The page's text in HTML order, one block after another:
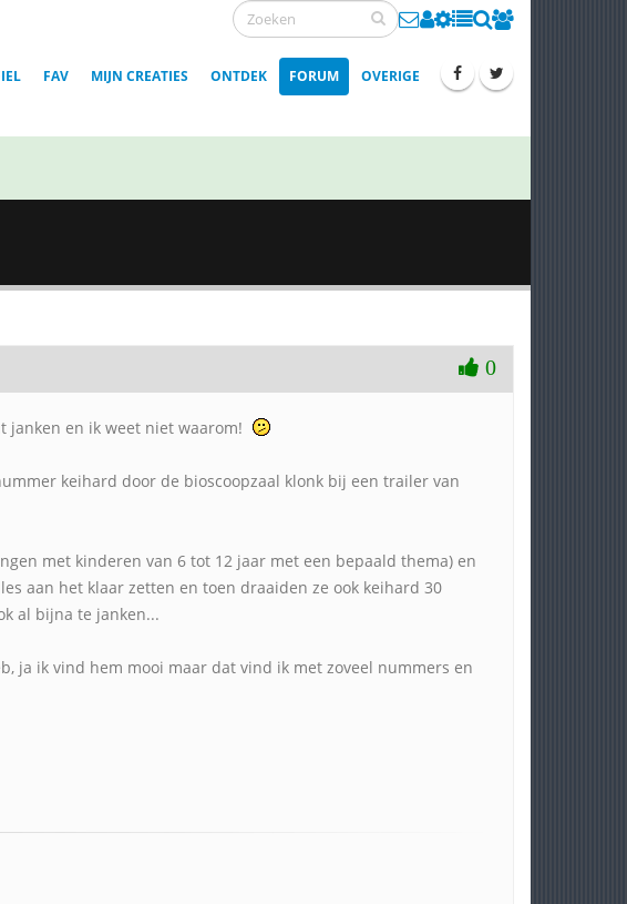
FAV MIJN CREATIES ONTDEK FORUM OVERIGE
0
janken en ik weet niet waarom!
keihard door de bioscoopzaal klonk bij een trailer van
met kinderen van 6 tot 12 jaar met een bepaald thema) en
aan het klaar zetten en toen draaiden ze ook keihard 30
al bijna te janken...
ja ik vind hem mooi maar dat vind ik met zoveel nummers en